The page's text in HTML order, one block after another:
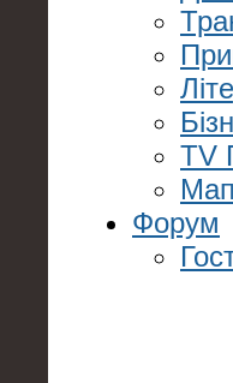
TV
Форум